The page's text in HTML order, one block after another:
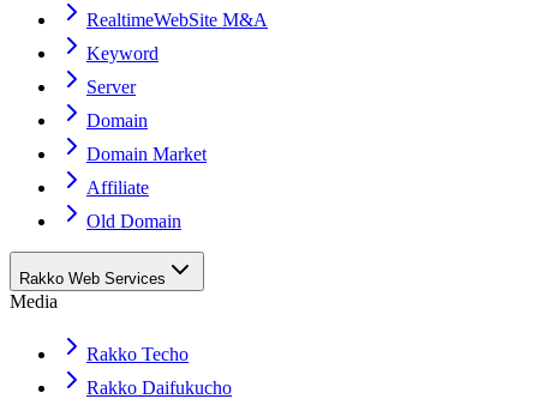
RealtimeWebSite M&A
Keyword
Server
Domain
Domain Market
Affiliate
Old Domain
Rakko Web Services
Media
Rakko Techo
Rakko Daifukucho